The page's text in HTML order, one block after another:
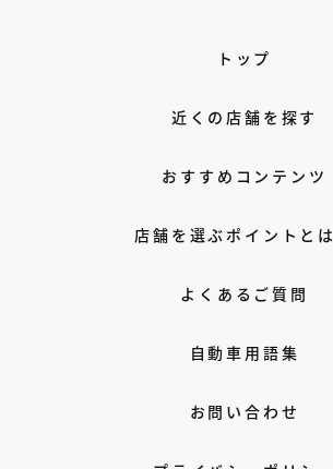
トップ
近くの店舗を探す
おすすめコンテンツ
店舗を選ぶポイントと
よくあるご質問
自動車用語集
お問い合わせ